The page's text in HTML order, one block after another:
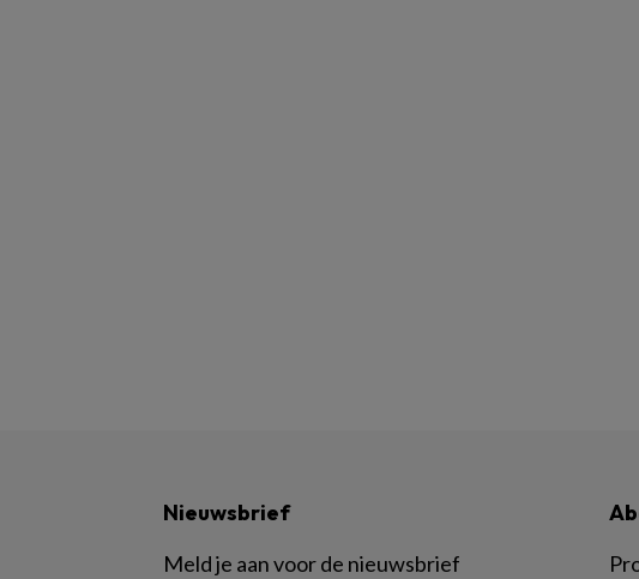
Nieuwsbrief
Meld je aan voor de nieuwsbrief